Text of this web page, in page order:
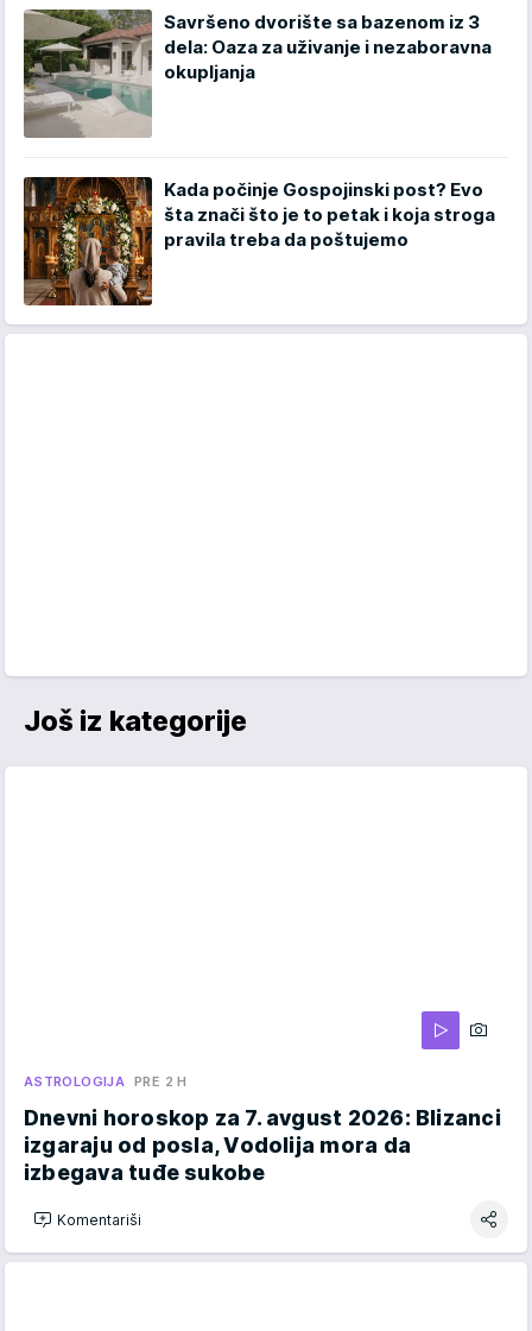
Savršeno dvorište sa bazenom iz 3
dela: Oaza za uživanje i nezaboravna
okupljanja
Kada počinje Gospojinski post? Evo
šta znači što je to petak i koja stroga
pravila treba da poštujemo
Još iz kategorije
ASTROLOGIJA PRE 2 H
Dnevni horoskop za 7. avgust 2026: Blizanci
izgaraju od posla, Vodolija mora da
izbegava tuđe sukobe
Komentariši